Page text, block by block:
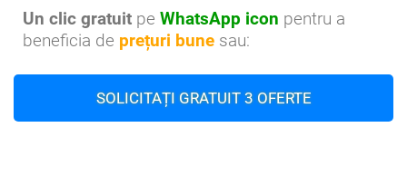
Un clic gratuit pe WhatsApp icon pentru a
beneficia de prețuri bune sau:
SOLICITAȚI GRATUIT 3 OFERTE